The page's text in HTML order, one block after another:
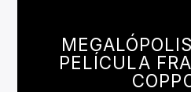
ARTISTA
PELÍCULA